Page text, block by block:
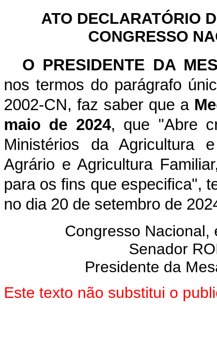
ATO DECLARATÓRIO
CONGRESSO
O PRESIDENTE DA
nos termos do parágrafo
2002-CN, faz saber que a
maio de 2024, que "Abre
Ministérios da Agricultura
Agrário e Agricultura
para os fins que especifica",
no dia 20 de setembro de
Congresso Nacional,
Senador
Presidente da
Este texto não substitui o